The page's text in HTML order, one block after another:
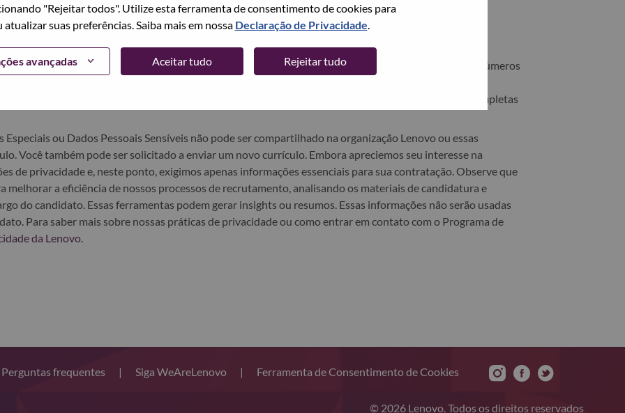
"Rejeitar todos". Utilize esta ferramenta de consentimento de cookies para
atualizar suas preferências. Saiba mais em nossa Declaração de Privacidade.
avançadas Aceitar tudo Rejeitar tudo
Confidenciais do seu currículo antes de se candidatar a qualquer cargo da Lenovo ou à nossa
sem limitação, dados relacionados a: origem racial ou étnica; crenças religiosas ou filosóficas;
de saúde; orientação sexual; identidade de gênero; deficiências; verificação de antecedentes; números
de documentos de identidade nacionais/governamentais (inclusive números de identificação de
e informações bancárias/financeiras semelhantes; e identificadores biométricos e/ou datas completas
ou Dados Pessoais Sensíveis não pode ser compartilhado na organização Lenovo ou essas
Você também pode ser solicitado a enviar um novo currículo. Embora apreciemos seu interesse na
de privacidade e, neste ponto, exigimos apenas informações essenciais para sua contratação. Observe que
melhorar a eficiência de nossos processos de recrutamento, analisando os materiais de candidatura e
do candidato. Essas ferramentas podem gerar insights ou resumos. Essas informações não serão usadas
Para saber mais sobre nossas práticas de privacidade ou como entrar em contato com o Programa de
da Lenovo.
Perguntas frequentes | Siga WeAreLenovo | Ferramenta de Consentimento de Cookies
© 2026 Lenovo. Todos os direitos reservados